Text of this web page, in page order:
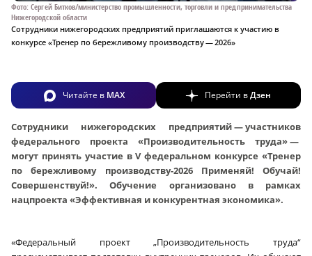
Фото: Сергей Битков/министерство промышленности, торговли и предпринимательства
Нижегородской области
Сотрудники нижегородских предприятий приглашаются к участию в
конкурсе «Тренер по бережливому производству — 2026»
Читайте в MAX Перейти вДзен
Сотрудники нижегородских предприятий — участников
федерального проекта «Производительность труда» —
могут принять участие в V федеральном конкурсе «Тренер
по бережливому производству-2026 Применяй! Обучай!
Совершенствуй!». Обучение организовано в рамках
нацпроекта «Эффективная и конкурентная экономика».
«Федеральный проект „Производительность труда“